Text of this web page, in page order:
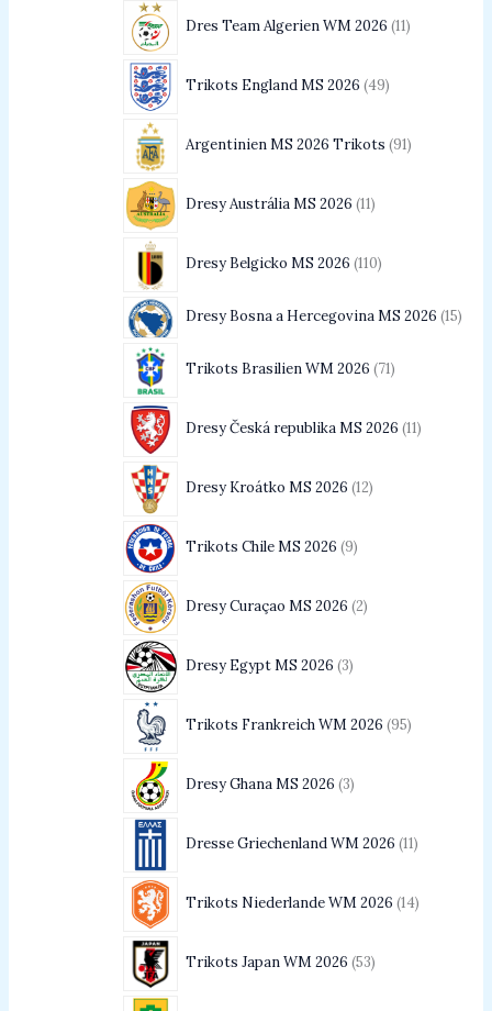
Dres Team Algerien WM 2026 11
Trikots England MS 2026 49
Argentinien MS 2026 Trikots 91
Dresy Austrália MS 2026 11
Dresy Belgicko MS 2026 110
Dresy Bosna a Hercegovina MS 2026 15
Trikots Brasilien WM 2026 71
Dresy Česká republika MS 2026 11
Dresy Kroátko MS 2026 12
Trikots Chile MS 2026 9
Dresy Curaçao MS 2026 2
Dresy Egypt MS 2026 3
Trikots Frankreich WM 2026 95
Dresy Ghana MS 2026 3
Dresse Griechenland WM 2026 11
Trikots Niederlande WM 2026 14
Trikots Japan WM 2026 53